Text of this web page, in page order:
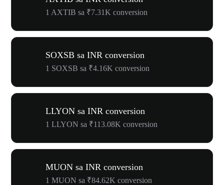
1 AXTIB sa ₹7.31K conversion
SOXSB sa INR conversion
1 SOXSB sa ₹4.16K conversion
LLYON sa INR conversion
1 LLYON sa ₹113.08K conversion
MUON sa INR conversion
1 MUON sa ₹84.62K conversion